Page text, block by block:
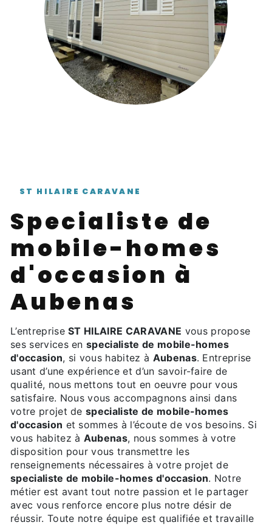
ST HILAIRE CARAVANE
specialiste de
mobile-homes
d'occasion à
Aubenas
L’entrepriseST HILAIRE CARAVANE vous propose
ses services enspecialiste de mobile-homes
d'occasion, si vous habitez à Aubenas. Entreprise
usant d’une expérience et d’un savoir-faire de
qualité, nous mettons tout en oeuvre pour vous
satisfaire. Nous vous accompagnons ainsi dans
votre projet despecialiste de mobile-homes
d'occasion et sommes à l’écoute de vos besoins. Si
vous habitez à Aubenas, nous sommes à votre
disposition pour vous transmettre les
renseignements nécessaires à votre projet de
specialiste de mobile-homes d'occasion. Notre
métier est avant tout notre passion et le partager
avec vous renforce encore plus notre désir de
réussir. Toute notre équipe est qualifiée et travaille